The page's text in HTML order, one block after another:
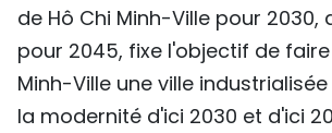
de Hô Chi Minh-Ville pour 2030,
pour 2045, fixe l'objectif de faire
Minh-Ville une ville
la modernité d'ici 2030 et d'ici